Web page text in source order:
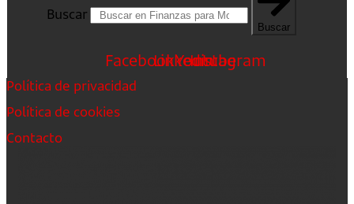
Buscar
Buscar
FacebookLinkedin
Youtube
Instagram
Política de privacidad
Política de cookies
Contacto